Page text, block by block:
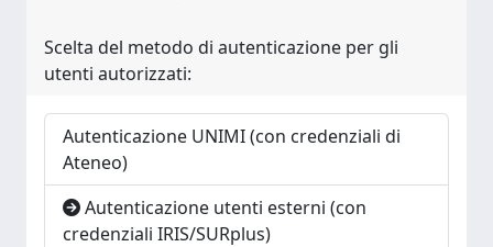
Scelta del metodo di autenticazione per gli
utenti autorizzati:
Autenticazione UNIMI (con credenziali di
Ateneo)
Autenticazione utenti esterni (con
credenziali IRIS/SURplus)